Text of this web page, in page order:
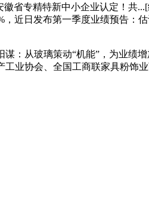
省专精特新中小企业认定！共
近日发布第一季度业绩预告：
从玻璃策动“机能”，为业绩
业协会、全国工商联家具粉饰